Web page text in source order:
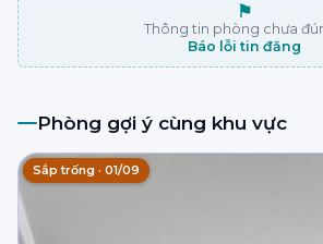
⚑
Thông tin phòng chưa
Báo lỗi tin đăng
Phòng gợi ý cùng khu vực
Sắp trống · 01/09